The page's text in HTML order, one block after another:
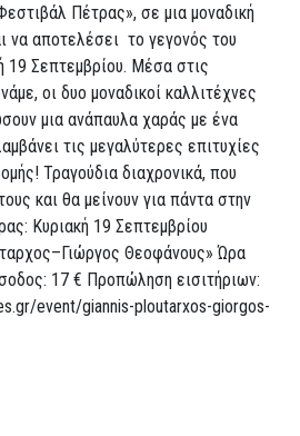
Πέτρας», σε μια μοναδική
να αποτελέσει το γεγονός του
19 Σεπτεμβρίου. Μέσα στις
οι δυο μοναδικοί καλλιτέχνες
μια ανάπαυλα χαράς με ένα
τις μεγαλύτερες επιτυχίες
Τραγούδια διαχρονικά, που
και θα μείνουν για πάντα στην
Κυριακή 19 Σεπτεμβρίου
Θεοφάνους» Ώρα
17 € Προπώληση εισιτήριων:
event/giannis-ploutarxos-giorgos-